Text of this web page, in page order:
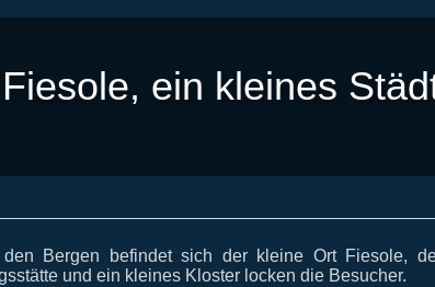
Fiesole, ein kleines
Bergen befindet sich der kleine Ort Fiesole,
und ein kleines Kloster locken die Besucher.